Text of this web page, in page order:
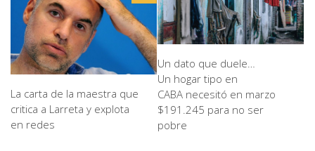
La carta de la maestra que
critica a Larreta y explota
en redes
Un dato que duele…
Un hogar tipo en
CABA necesitó en marzo
$191.245 para no ser
pobre